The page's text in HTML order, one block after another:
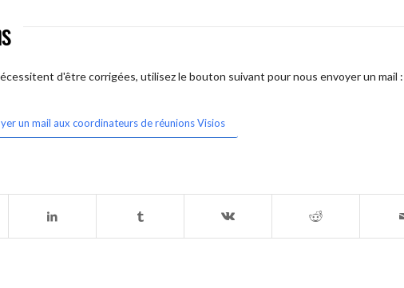
d'être corrigées, utilisez le bouton suivant pour nous envoyer un mail :
un mail aux coordinateurs de réunions Visios